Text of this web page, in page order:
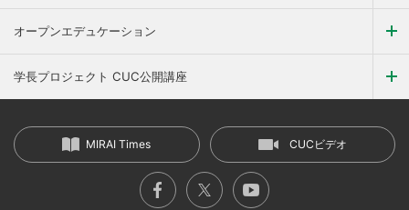
オープンエデュケーション
学長プロジェクト CUC公開講座
MIRAI Times CUCビデオ